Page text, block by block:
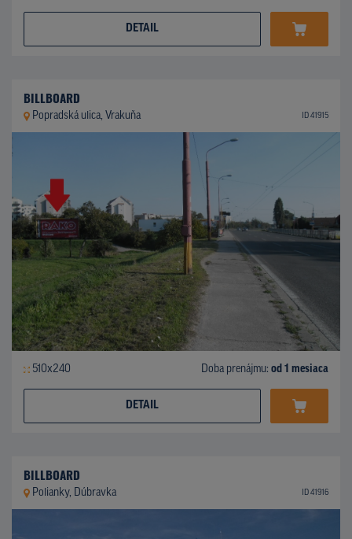
DETAIL
BILLBOARD
Popradská ulica, Vrakuňa ID 41915
510x240 Doba prenájmu: od 1 mesiaca
DETAIL
BILLBOARD
Polianky, Dúbravka ID 41916